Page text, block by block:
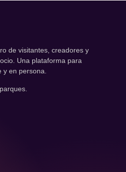
de visitantes, creadores y
Una plataforma para
en persona.